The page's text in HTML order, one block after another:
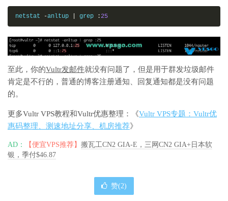
netstat -anltup grep :25
至此，你的Vultr发邮件就没有问题了，但是用于群发垃圾邮件
肯定是不行的，普通的博客注册通知、回复通知都是没有问题
的。
更多Vultr VPS教程和Vultr优惠整理：《Vultr VPS专题：Vultr优
惠码整理、测速地址分享、机房推荐》
AD： 【便宜VPS推荐】 搬瓦工CN2 GIA-E，三网CN2 GIA+日本软
银，季付$46.87
赞(2)